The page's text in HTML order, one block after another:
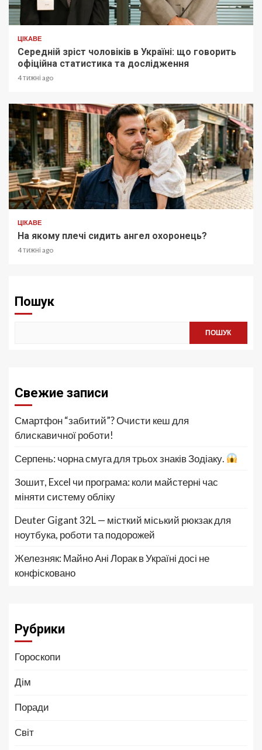
ЦІКАВЕ
Середній зріст чоловіків в Україні: що говорить
офіційна статистика та дослідження
4 тижні ago
ЦІКАВЕ
На якому плечі сидить ангел охоронець?
4 тижні ago
Пошук
ПОШУК
Свежие записи
Смартфон “забитий”? Очисти кеш для
блискавичної роботи!
Серпень: чорна смуга для трьох знаків Зодіаку.
Зошит, Excel чи програма: коли майстерні час
міняти систему обліку
Deuter Gigant 32L — місткий міський рюкзак для
ноутбука, роботи та подорожей
Железняк: Майно Ані Лорак в Україні досі не
конфісковано
Рубрики
Гороскопи
Дім
Поради
Світ